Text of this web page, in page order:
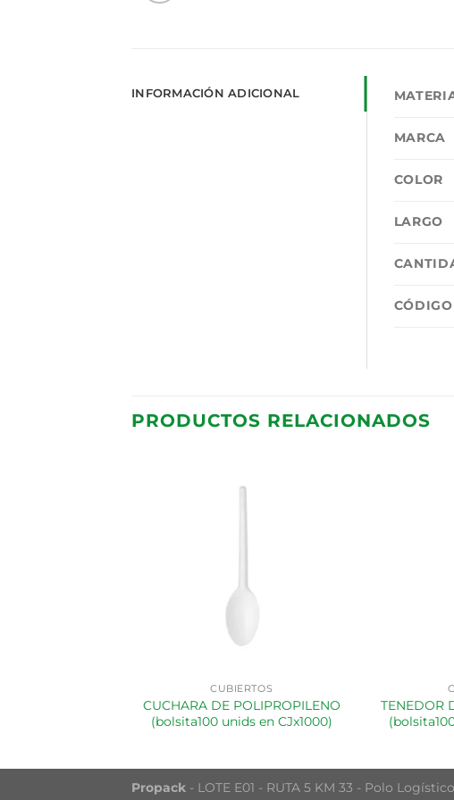
INFORMACIÓN ADICIONAL
MARCA
COLOR
LARGO
PRODUCTOS RELACIONADOS
CUBIERTOS
CUCHARA DE POLIPROPILENO
(bolsita100 unids en CJx1000)
TENEDOR
Propack - LOTE E01 - RUTA 5 KM 33 - Polo